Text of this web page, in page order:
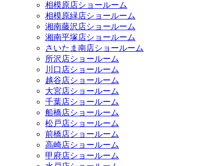
相模原店ショールーム
相模原緑店ショールーム
湘南藤沢店ショールーム
湘南平塚店ショールーム
さいたま南店ショールーム
所沢店ショールーム
川口店ショールーム
越谷店ショールーム
大宮店ショールーム
千葉店ショールーム
船橋店ショールーム
松戸店ショールーム
前橋店ショールーム
高崎店ショールーム
甲府店ショールーム